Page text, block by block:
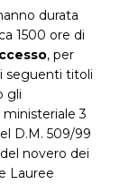
durata
1500 ore di
, per
seguenti titoli
gli
3
D.M. 509/99
novero dei
Lauree